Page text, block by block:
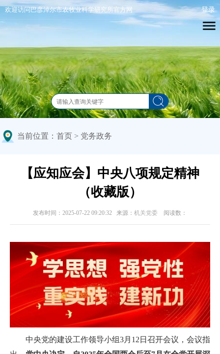
欢迎访问巴彦淖尔市农牧业科学研究所官方网
当前位置： 首页 > 党务政务
【应知应会】中央八项规定精神
（收藏版）
发布时间：2025-07-22 09:20:32 来源： 机关党委 阅读数：
中央党的建设工作领导小组3月12日召开会议，会议指